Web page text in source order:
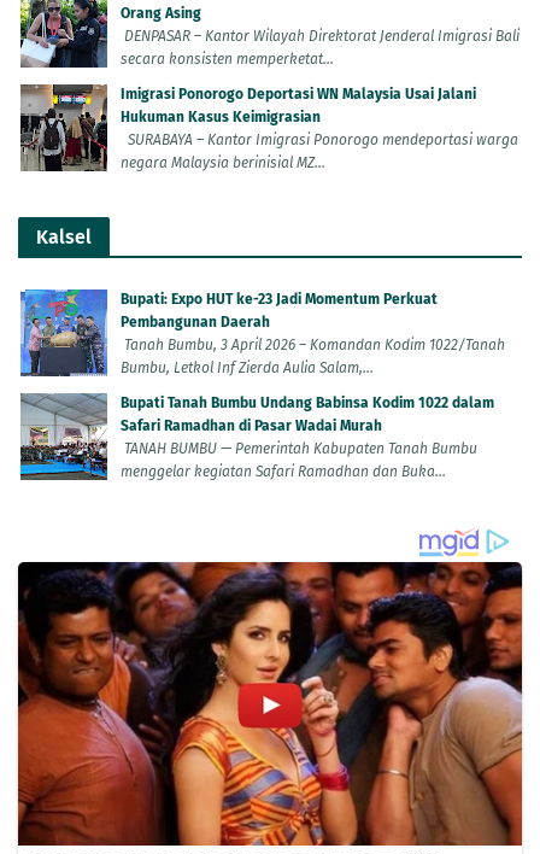
Orang Asing
DENPASAR – Kantor Wilayah Direktorat Jenderal Imigrasi Bali
secara konsisten memperketat...
Imigrasi Ponorogo Deportasi WN Malaysia Usai Jalani
Hukuman Kasus Keimigrasian
SURABAYA – Kantor Imigrasi Ponorogo mendeportasi warga
negara Malaysia berinisial MZ...
Kalsel
Bupati: Expo HUT ke-23 Jadi Momentum Perkuat
Pembangunan Daerah
Tanah Bumbu, 3 April 2026 – Komandan Kodim 1022/Tanah
Bumbu, Letkol Inf Zierda Aulia Salam,...
Bupati Tanah Bumbu Undang Babinsa Kodim 1022 dalam
Safari Ramadhan di Pasar Wadai Murah
TANAH BUMBU — Pemerintah Kabupaten Tanah Bumbu
menggelar kegiatan Safari Ramadhan dan Buka...